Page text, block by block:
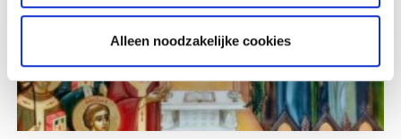
Alleen noodzakelijke cookies